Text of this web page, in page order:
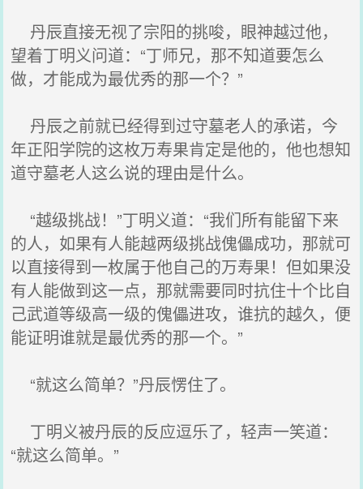
丹辰直接无视了宗阳的挑唆，眼神越过他，
望着丁明义问道：“丁师兄，那不知道要怎么
做，才能成为最优秀的那一个？”
丹辰之前就已经得到过守墓老人的承诺，今
年正阳学院的这枚万寿果肯定是他的，他也想知
道守墓老人这么说的理由是什么。
“越级挑战！”丁明义道：“我们所有能留下来
的人，如果有人能越两级挑战傀儡成功，那就可
以直接得到一枚属于他自己的万寿果！但如果没
有人能做到这一点，那就需要同时抗住十个比自
己武道等级高一级的傀儡进攻，谁抗的越久，便
能证明谁就是最优秀的那一个。”
“就这么简单？”丹辰愣住了。
丁明义被丹辰的反应逗乐了，轻声一笑道：
“就这么简单。”